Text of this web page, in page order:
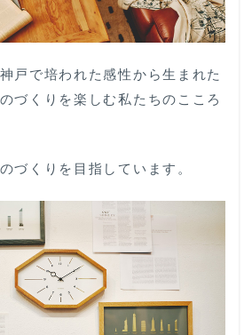
戸で培われた感性から生まれた
づくりを楽しむ私たちのこころ
づくりを目指しています。